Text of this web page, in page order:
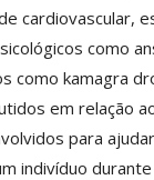
cardiovascular,
como
como kamagra
em relação
para
indivíduo